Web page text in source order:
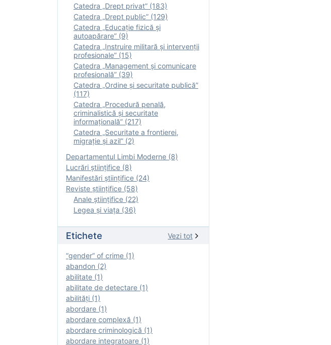
Catedra „Drept privat” (183)
Catedra „Drept public” (129)
Catedra „Educație fizică şi
autoapărare” (9)
Catedra „Instruire militară şi intervenţii
profesionale” (15)
Catedra „Management și comunicare
profesională” (39)
Catedra „Ordine și securitate publică”
(117)
Catedra „Procedură penală,
criminalistică și securitate
informațională” (217)
Catedra „Securitate a frontierei,
migrație și azil” (2)
Departamentul Limbi Moderne (8)
Lucrări științifice (8)
Manifestări ştiinţifice (24)
Reviste ştiinţifice (58)
Anale ştiinţifice (22)
Legea şi viaţa (36)
Etichete Vezi tot
“gender” of crime (1)
abandon (2)
abilitate (1)
abilitate de detectare (1)
abilităţi (1)
abordare (1)
abordare complexă (1)
abordare criminologică (1)
abordare integratoare (1)